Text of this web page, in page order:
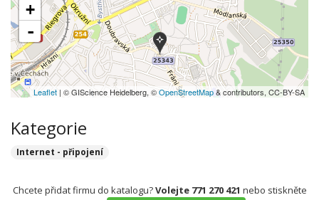
+
-
Leaflet | © GIScience Heidelberg, ©OpenStreetMap& contributors, CC-BY-SA
Kategorie
Internet - připojení
Chcete přidat firmu do katalogu?Volejte 771 270 421 nebo stiskněte